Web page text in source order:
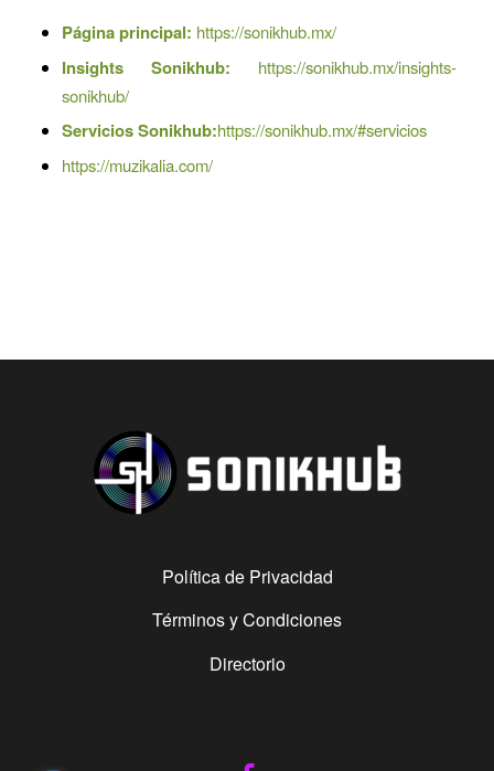
Página principal: https://sonikhub.mx/
Insights Sonikhub:
https://sonikhub.mx/insights-
sonikhub/
Servicios Sonikhub:https://sonikhub.mx/#servicios
https://muzikalia.com/
Política de Privacidad
Términos y Condiciones
Directorio